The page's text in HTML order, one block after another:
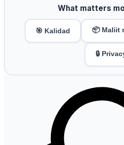
What matters
🎯 Kalidad 📦 Maliit
🔒